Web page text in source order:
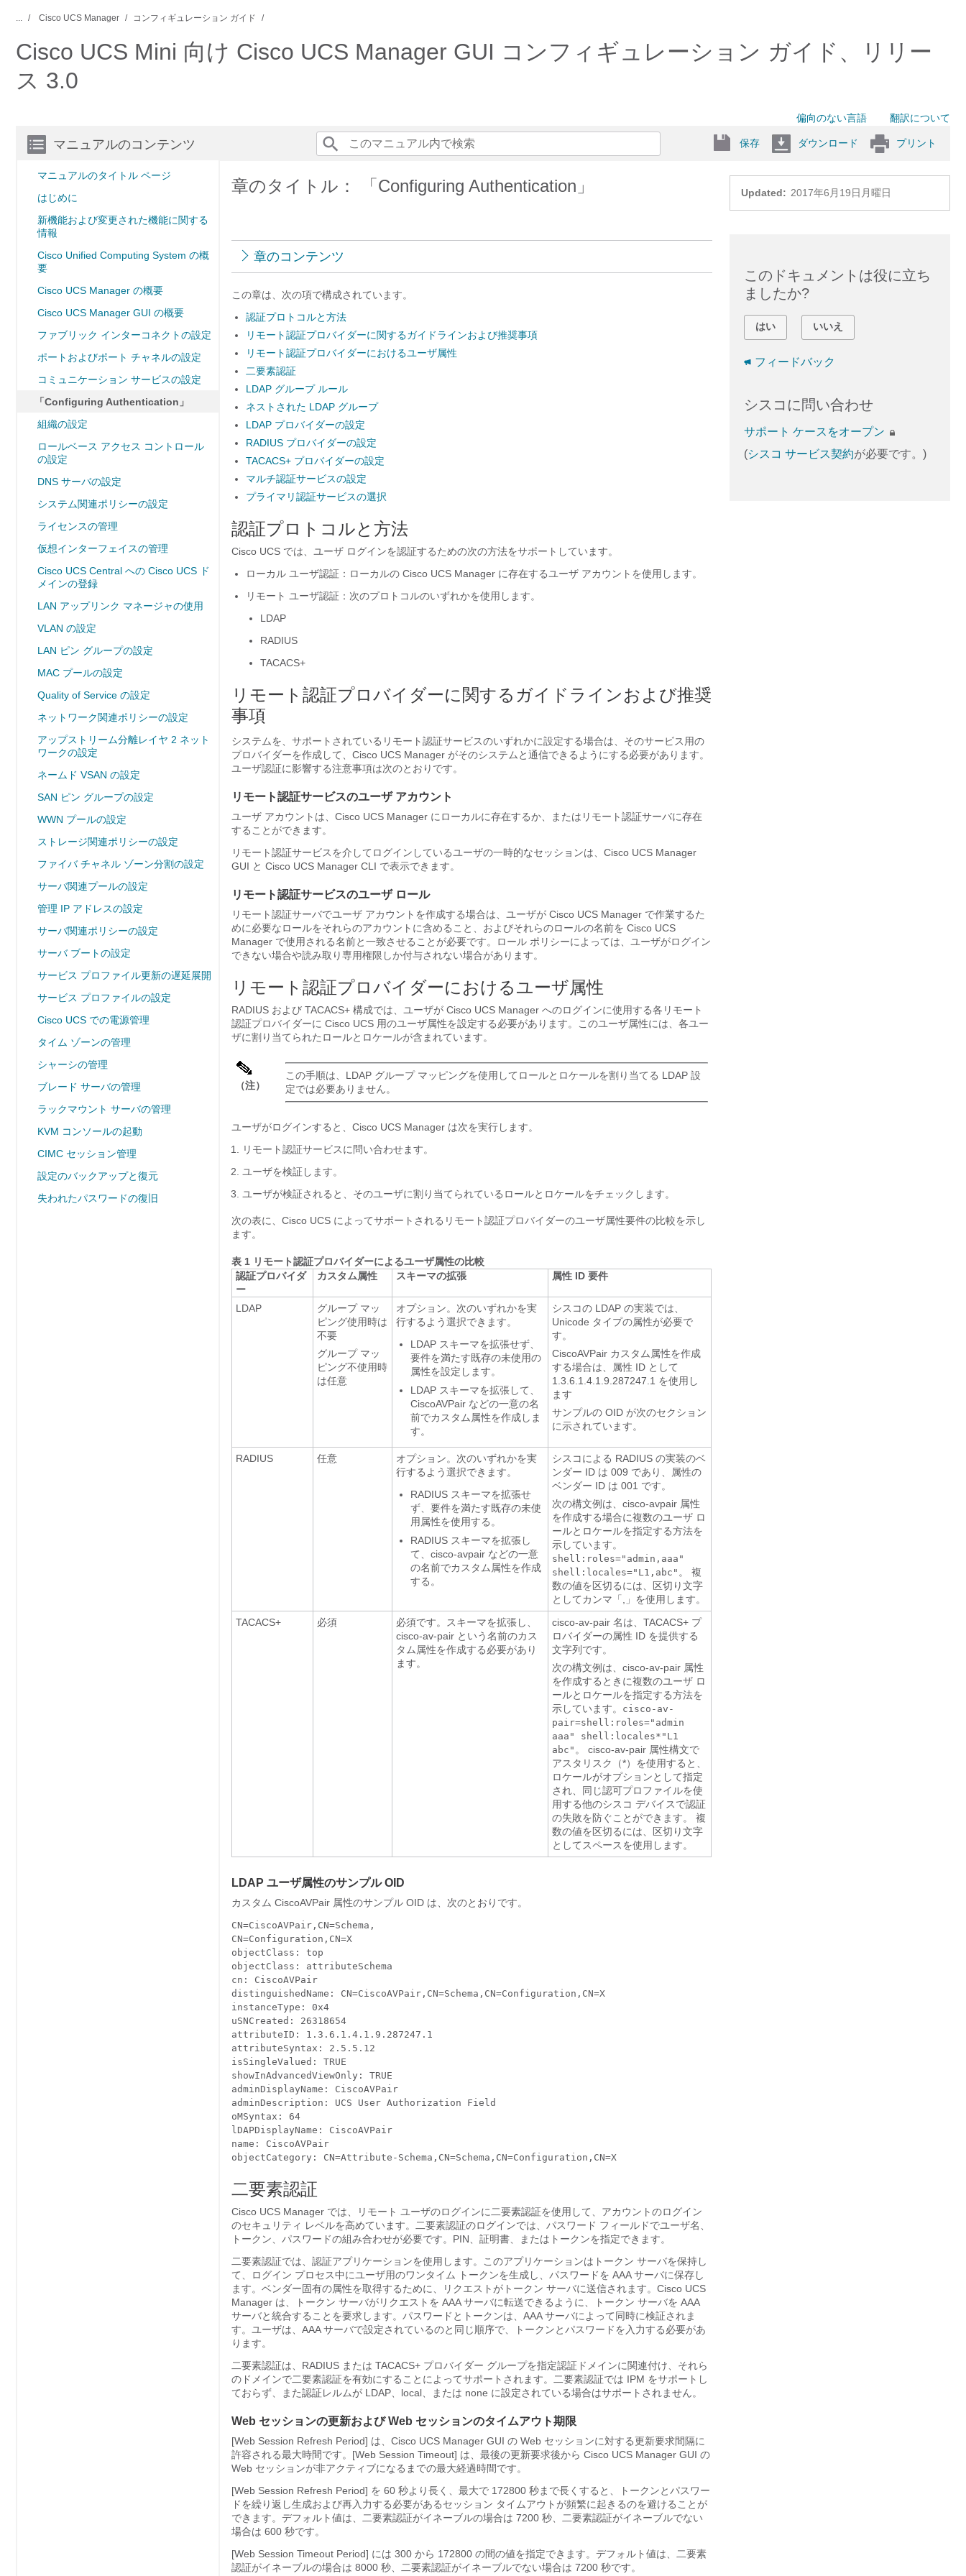
... Cisco UCS Manager コンフィギュレーション ガイド
Cisco UCS Mini 向け Cisco UCS Manager GUI コンフィギュレーション ガイド、リリー
ス 3.0
偏向のない言語 翻訳について
マニュアルのコンテンツ
マニュアルのタイトル ページ
はじめに
新機能および変更された機能に関する
情報
Cisco Unified Computing System の概
要
Cisco UCS Manager の概要
Cisco UCS Manager GUI の概要
ファブリック インターコネクトの設定
ポートおよびポート チャネルの設定
コミュニケーション サービスの設定
「Configuring Authentication」
組織の設定
ロールベース アクセス コントロール
の設定
DNS サーバの設定
システム関連ポリシーの設定
ライセンスの管理
仮想インターフェイスの管理
Cisco UCS Central への Cisco UCS ド
メインの登録
LAN アップリンク マネージャの使用
VLAN の設定
LAN ピン グループの設定
MAC プールの設定
Quality of Service の設定
ネットワーク関連ポリシーの設定
アップストリーム分離レイヤ 2 ネット
ワークの設定
ネームド VSAN の設定
SAN ピン グループの設定
WWN プールの設定
ストレージ関連ポリシーの設定
ファイバ チャネル ゾーン分割の設定
サーバ関連プールの設定
管理 IP アドレスの設定
サーバ関連ポリシーの設定
サーバ ブートの設定
サービス プロファイル更新の遅延展開
サービス プロファイルの設定
Cisco UCS での電源管理
タイム ゾーンの管理
シャーシの管理
ブレード サーバの管理
ラックマウント サーバの管理
KVM コンソールの起動
CIMC セッション管理
設定のバックアップと復元
失われたパスワードの復旧
保存 ダウンロード プリント
Updated: 2017年6月19日月曜日
章のタイトル： 「Configuring Authentication」
章のコンテンツ
この章は、次の項で構成されています。
認証プロトコルと方法
リモート認証プロバイダーに関するガイドラインおよび推奨事項
リモート認証プロバイダーにおけるユーザ属性
二要素認証
LDAP グループ ルール
ネストされた LDAP グループ
LDAP プロバイダーの設定
RADIUS プロバイダーの設定
TACACS+ プロバイダーの設定
マルチ認証サービスの設定
プライマリ認証サービスの選択
認証プロトコルと方法
Cisco UCS では、ユーザ ログインを認証するための次の方法をサポートしています。
ローカル ユーザ認証：ローカルの Cisco UCS Manager に存在するユーザ アカウントを使用します。
リモート ユーザ認証：次のプロトコルのいずれかを使用します。
LDAP
RADIUS
TACACS+
リモート認証プロバイダーに関するガイドラインおよび推奨
事項
システムを、サポートされているリモート認証サービスのいずれかに設定する場合は、そのサービス用の
プロバイダーを作成して、 Cisco UCS Manager がそのシステムと通信できるようにする必要があります。
ユーザ認証に影響する注意事項は次のとおりです。
リモート認証サービスのユーザ アカウント
ユーザ アカウントは、 Cisco UCS Manager にローカルに存在するか、またはリモート認証サーバに存在
することができます。
リモート認証サービスを介してログインしているユーザの一時的なセッションは、 Cisco UCS Manager
GUI と Cisco UCS Manager CLI で表示できます。
リモート認証サービスのユーザ ロール
リモート認証サーバでユーザ アカウントを作成する場合は、ユーザが Cisco UCS Manager で作業するた
めに必要なロールをそれらのアカウントに含めること、およびそれらのロールの名前を Cisco UCS
Manager で使用される名前と一致させることが必要です。ロール ポリシーによっては、ユーザがログイン
できない場合や読み取り専用権限しか付与されない場合があります。
リモート認証プロバイダーにおけるユーザ属性
RADIUS および TACACS+ 構成では、ユーザが Cisco UCS Manager へのログインに使用する各リモート
認証プロバイダーに Cisco UCS 用のユーザ属性を設定する必要があります。このユーザ属性には、各ユー
ザに割り当てられたロールとロケールが含まれています。
（注）
この手順は、LDAP グループ マッピングを使用してロールとロケールを割り当てる LDAP 設
定では必要ありません。
ユーザがログインすると、 Cisco UCS Manager は次を実行します。
リモート認証サービスに問い合わせます。
ユーザを検証します。
ユーザが検証されると、そのユーザに割り当てられているロールとロケールをチェックします。
次の表に、 Cisco UCS によってサポートされるリモート認証プロバイダーのユーザ属性要件の比較を示し
ます。
表 1 リモート認証プロバイダーによるユーザ属性の比較
認証プロバイダ
ー
カスタム属性 スキーマの拡張 属性 ID 要件
LDAP
グループ マッ
ピング使用時は
不要
グループ マッ
ピング不使用時
は任意
オプション。次のいずれかを実
行するよう選択できます。
LDAP スキーマを拡張せず、
要件を満たす既存の未使用の
属性を設定します。
LDAP スキーマを拡張して、
CiscoAVPair などの一意の名
前でカスタム属性を作成しま
す。
シスコの LDAP の実装では、
Unicode タイプの属性が必要で
す。
CiscoAVPair カスタム属性を作成
する場合は、属性 ID として
1.3.6.1.4.1.9.287247.1 を使用し
ます
サンプルの OID が次のセクション
に示されています。
RADIUS 任意
オプション。次のいずれかを実
行するよう選択できます。
RADIUS スキーマを拡張せ
ず、要件を満たす既存の未使
用属性を使用する。
RADIUS スキーマを拡張し
て、cisco-avpair などの一意
の名前でカスタム属性を作成
する。
シスコによる RADIUS の実装のベ
ンダー ID は 009 であり、属性の
ベンダー ID は 001 です。
次の構文例は、cisco-avpair 属性
を作成する場合に複数のユーザ ロ
ールとロケールを指定する方法を
示しています。
shell:roles="admin,aaa"
shell:locales="L1,abc" 。 複
数の値を区切るには、区切り文字
としてカンマ「,」を使用します。
TACACS+
必須
必須です。スキーマを拡張し、
cisco-av-pair という名前のカス
タム属性を作成する必要があり
ます。
cisco-av-pair 名は、TACACS+ プ
ロバイダーの属性 ID を提供する
文字列です。
次の構文例は、cisco-av-pair 属性
を作成するときに複数のユーザ ロ
ールとロケールを指定する方法を
示しています。 cisco-av-
pair=shell:roles="admin
aaa" shell:locales*"L1
abc" 。 cisco-av-pair 属性構文で
アスタリスク（*）を使用すると、
ロケールがオプションとして指定
され、同じ認可プロファイルを使
用する他のシスコ デバイスで認証
の失敗を防ぐことができます。 複
数の値を区切るには、区切り文字
としてスペースを使用します。
LDAP ユーザ属性のサンプル OID
カスタム CiscoAVPair 属性のサンプル OID は、次のとおりです。
CN=CiscoAVPair,CN=Schema,
CN=Configuration,CN=X
objectClass: top
objectClass: attributeSchema
cn: CiscoAVPair
distinguishedName: CN=CiscoAVPair,CN=Schema,CN=Configuration,CN=X
instanceType: 0x4
uSNCreated: 26318654
attributeID: 1.3.6.1.4.1.9.287247.1
attributeSyntax: 2.5.5.12
isSingleValued: TRUE
showInAdvancedViewOnly: TRUE
adminDisplayName: CiscoAVPair
adminDescription: UCS User Authorization Field
oMSyntax: 64
lDAPDisplayName: CiscoAVPair
name: CiscoAVPair
二要素認証
Cisco UCS Manager では、リモート ユーザのログインに二要素認証を使用して、アカウントのログイン
のセキュリティ レベルを高めています。二要素認証のログインでは、パスワード フィールドでユーザ名、
トークン、パスワードの組み合わせが必要です。PIN、証明書、またはトークンを指定できます。
二要素認証では、認証アプリケーションを使用します。このアプリケーションはトークン サーバを保持し
て、ログイン プロセス中にユーザ用のワンタイム トークンを生成し、パスワードを AAA サーバに保存し
ます。ベンダー固有の属性を取得するために、リクエストがトークン サーバに送信されます。 Cisco UCS
Manager は、トークン サーバがリクエストを AAA サーバに転送できるように、トークン サーバを AAA
サーバと統合することを要求します。パスワードとトークンは、AAA サーバによって同時に検証されま
す。ユーザは、AAA サーバで設定されているのと同じ順序で、トークンとパスワードを入力する必要があ
ります。
二要素認証は、RADIUS または TACACS+ プロバイダー グループを指定認証ドメインに関連付け、それら
のドメインで二要素認証を有効にすることによってサポートされます。二要素認証では IPM をサポートし
ておらず、また認証レルムが LDAP、local、または none に設定されている場合はサポートされません。
Web セッションの更新および Web セッションのタイムアウト期限
[Web Session Refresh Period] は、 Cisco UCS Manager GUI の Web セッションに対する更新要求間隔に
許容される最大時間です。[Web Session Timeout] は、最後の更新要求後から Cisco UCS Manager GUI の
Web セッションが非アクティブになるまでの最大経過時間です。
[Web Session Refresh Period] を 60 秒より長く、最大で 172800 秒まで長くすると、トークンとパスワー
ドを繰り返し生成および再入力する必要があるセッション タイムアウトが頻繁に起きるのを避けることが
できます。デフォルト値は、二要素認証がイネーブルの場合は 7200 秒、二要素認証がイネーブルでない
場合は 600 秒です。
[Web Session Timeout Period] には 300 から 172800 の間の値を指定できます。デフォルト値は、二要素
認証がイネーブルの場合は 8000 秒、二要素認証がイネーブルでない場合は 7200 秒です。
このドキュメントは役に立ち
ましたか?
はい いいえ
フィードバック
シスコに問い合わせ
サポート ケースをオープン
(シスコ サービス契約が必要です。)